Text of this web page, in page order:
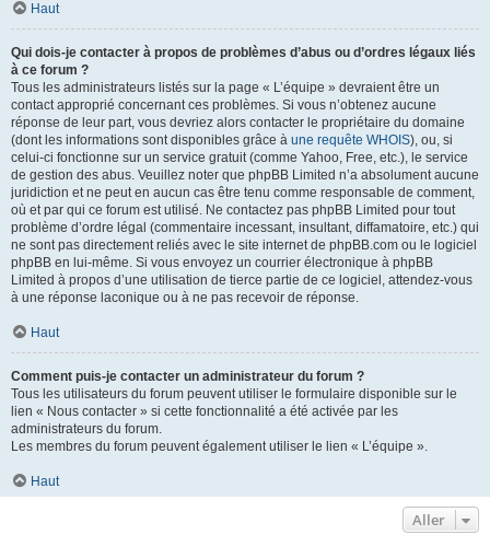
Haut
Qui dois-je contacter à propos de problèmes d’abus ou d’ordres légaux liés
à ce forum ?
Tous les administrateurs listés sur la page « L’équipe » devraient être un
contact approprié concernant ces problèmes. Si vous n’obtenez aucune
réponse de leur part, vous devriez alors contacter le propriétaire du domaine
(dont les informations sont disponibles grâce à une requête WHOIS), ou, si
celui-ci fonctionne sur un service gratuit (comme Yahoo, Free, etc.), le service
de gestion des abus. Veuillez noter que phpBB Limited n’a absolument aucune
juridiction et ne peut en aucun cas être tenu comme responsable de comment,
où et par qui ce forum est utilisé. Ne contactez pas phpBB Limited pour tout
problème d’ordre légal (commentaire incessant, insultant, diffamatoire, etc.) qui
ne sont pas directement reliés avec le site internet de phpBB.com ou le logiciel
phpBB en lui-même. Si vous envoyez un courrier électronique à phpBB
Limited à propos d’une utilisation de tierce partie de ce logiciel, attendez-vous
à une réponse laconique ou à ne pas recevoir de réponse.
Haut
Comment puis-je contacter un administrateur du forum ?
Tous les utilisateurs du forum peuvent utiliser le formulaire disponible sur le
lien « Nous contacter » si cette fonctionnalité a été activée par les
administrateurs du forum.
Les membres du forum peuvent également utiliser le lien « L’équipe ».
Haut
Aller